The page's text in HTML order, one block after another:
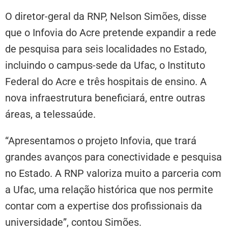
O diretor-geral da RNP, Nelson Simões, disse
que o Infovia do Acre pretende expandir a rede
de pesquisa para seis localidades no Estado,
incluindo o campus-sede da Ufac, o Instituto
Federal do Acre e três hospitais de ensino. A
nova infraestrutura beneficiará, entre outras
áreas, a telessaúde.
“Apresentamos o projeto Infovia, que trará
grandes avanços para conectividade e pesquisa
no Estado. A RNP valoriza muito a parceria com
a Ufac, uma relação histórica que nos permite
contar com a expertise dos profissionais da
universidade”, contou Simões.